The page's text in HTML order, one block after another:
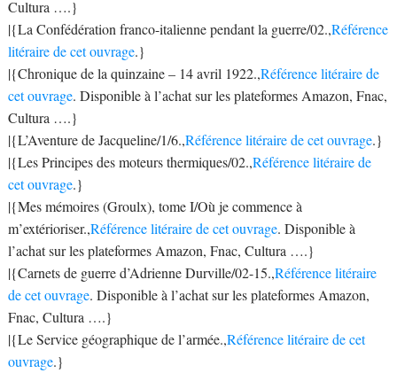
Cultura ….}
|{La Confédération franco-italienne pendant la guerre/02.,Référence
litéraire de cet ouvrage.}
|{Chronique de la quinzaine – 14 avril 1922.,Référence litéraire de
cet ouvrage. Disponible à l’achat sur les plateformes Amazon, Fnac,
Cultura ….}
|{L’Aventure de Jacqueline/1/6.,Référence litéraire de cet ouvrage.}
|{Les Principes des moteurs thermiques/02.,Référence litéraire de
cet ouvrage.}
|{Mes mémoires (Groulx), tome I/Où je commence à
m’extérioriser.,Référence litéraire de cet ouvrage. Disponible à
l’achat sur les plateformes Amazon, Fnac, Cultura ….}
|{Carnets de guerre d’Adrienne Durville/02-15.,Référence litéraire
de cet ouvrage. Disponible à l’achat sur les plateformes Amazon,
Fnac, Cultura ….}
|{Le Service géographique de l’armée.,Référence litéraire de cet
ouvrage.}